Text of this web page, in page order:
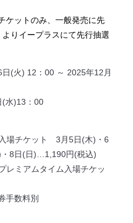
ケットのみ、一般発売に先
りイープラスにて先行抽選
(火) 12：00 ～ 2025年12月
(水)13：00
場チケット 3月5日(木)・6
8日(日)…1,190円(税込)
レミアムタイム入場チケッ
手数料別